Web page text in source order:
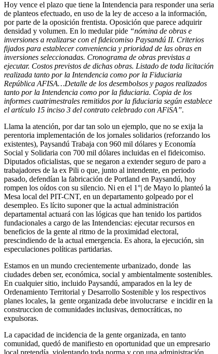
Hoy vence el plazo que tiene la Intendencia para responder una seria
de planteos efectuado, en uso de la ley de acceso a la información,
por parte de la oposición frentista. Oposición que parece adquirir
densidad y volumen. En lo medular pide “nómina de obras e
inversiones a realizarse con el fideicomiso Paysandú II. Criterios
fijados para establecer conveniencia y prioridad de las obras en
inversiones seleccionadas. Cronograma de obras previstas a
ejecutar. Costos previstos de dichas obras. Listado de toda licitación
realizada tanto por la Intendencia como por la Fiduciaria
República AFISA…Detalle de los desembolsos y pagos realizados
tanto por la Intendencia como por la fiduciaria. Copia de los
informes cuatrimestrales remitidos por la fiduciaria según establece
el artículo 15 inciso 3 del contrato celebrado con AFiSA”.
Llama la atención, por dar tan solo un ejemplo, que no se exija la
perentoria implementación de los jornales solidarios (reforzando los
existentes), Paysandú Trabaja con 960 mil dólares y Economía
Social y Solidaria con 700 mil dólares incluidas en el fideicomiso.
Diputados oficialistas, que se negaron a extender seguro de paro a
trabajadores de la ex Pili o que, junto al intendente, en periodo
pasado, defendían la fabricación de Portland en Paysandú, hoy
rompen los oídos con su silencio. Ni en el 1°| de Mayo lo planteó la
Mesa local del PIT-CNT, en un departamento golpeado por el
desempleo. Es lícito suponer que la actual administración
departamental actuará con las lógicas que han tenido los partidos
fundacionales a cargo de las Intendencias: ejecutar recursos en
beneficios de la gente al ritmo de la proximidad electoral,
prescindiendo de la actual emergencia. Es ahora, la ejecución, sin
especulaciones políticas partidarias.
Estamos en un mundo crecientemente urbanizado, donde las
ciudades deben ser, económica, social y ambientalmente sostenibles.
En cualquier sitio, incluido Paysandú, amparados en la ley de
Ordenamiento Territorial y Desarrollo Sostenible y los respectivos
planes locales, la gente organizada debe involucrarse e incidir en la
construccion de comunidades inclusivas, democráticas, no
expulsoras.
La capacidad de incidencia de la gente organizada, en tanto
comunidad, quedó de manifiesto en oportunidad que un empresario